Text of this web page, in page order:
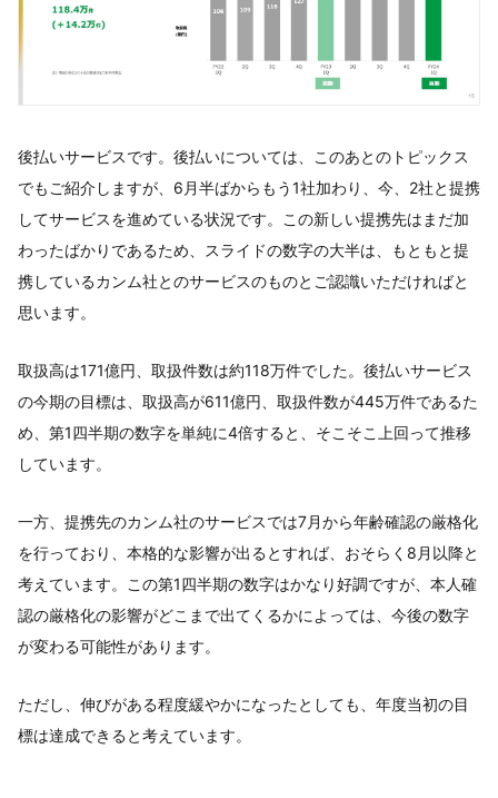
後払いサービスです。後払いについては、このあとのトピックス
でもご紹介しますが、6月半ばからもう1社加わり、今、2社と提携
してサービスを進めている状況です。この新しい提携先はまだ加
わったばかりであるため、スライドの数字の大半は、もともと提
携しているカンム社とのサービスのものとご認識いただければと
思います。
取扱高は171億円、取扱件数は約118万件でした。後払いサービス
の今期の目標は、取扱高が611億円、取扱件数が445万件であるた
め、第1四半期の数字を単純に4倍すると、そこそこ上回って推移
しています。
一方、提携先のカンム社のサービスでは7月から年齢確認の厳格化
を行っており、本格的な影響が出るとすれば、おそらく8月以降と
考えています。この第1四半期の数字はかなり好調ですが、本人確
認の厳格化の影響がどこまで出てくるかによっては、今後の数字
が変わる可能性があります。
ただし、伸びがある程度緩やかになったとしても、年度当初の目
標は達成できると考えています。